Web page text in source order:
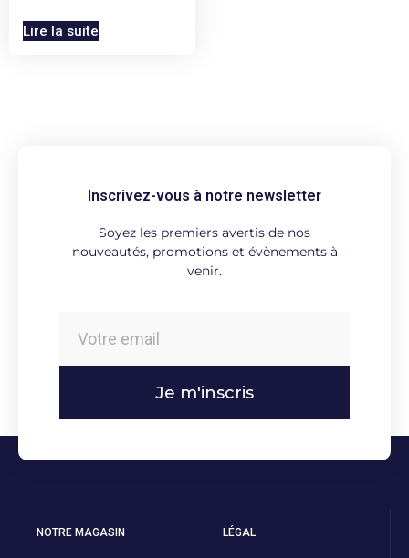
Lire la suite
Inscrivez-vous à notre newsletter
Soyez les premiers avertis de nos
nouveautés, promotions et évènements à
venir.
Je m'inscris
NOTRE MAGASIN LÉGAL